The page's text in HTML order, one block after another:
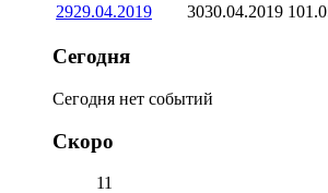
2929.04.2019 3030.04.2019 1
Сегодня
Сегодня нет событий
Скоро
11